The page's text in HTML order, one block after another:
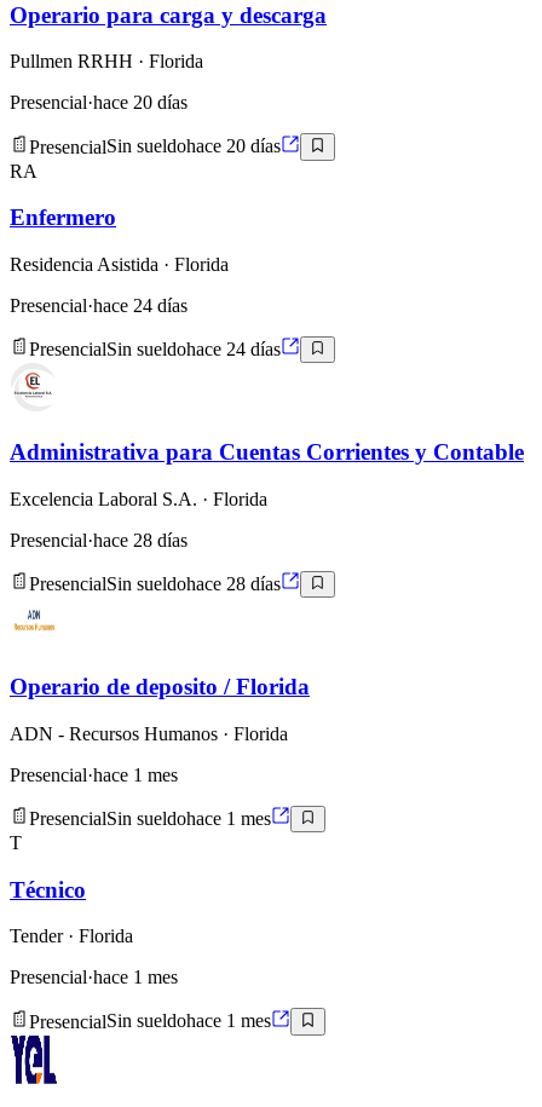
Operario para carga y descarga
Pullmen RRHH · Florida
Presencial·hace 20 días
PresencialSin sueldohace 20 días
RA
Enfermero
Residencia Asistida · Florida
Presencial·hace 24 días
PresencialSin sueldohace 24 días
Administrativa para Cuentas Corrientes y Contable
Excelencia Laboral S.A. · Florida
Presencial·hace 28 días
PresencialSin sueldohace 28 días
Operario de deposito / Florida
ADN - Recursos Humanos · Florida
Presencial·hace 1 mes
PresencialSin sueldohace 1 mes
T
Técnico
Tender· Florida
Presencial·hace 1 mes
PresencialSin sueldohace 1 mes